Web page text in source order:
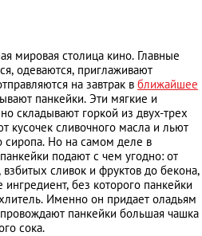
мировая столица кино. Главные
одеваются, приглаживают
на завтрак в ближайшее
панкейки. Эти мягкие и
складывают горкой из двух-трех
кусочек сливочного масла и льют
Но на самом деле в
подают с чем угодно: от
сливок и фруктов до бекона,
без которого панкейки
Именно он придает оладьям
панкейки большая чашка
сока.